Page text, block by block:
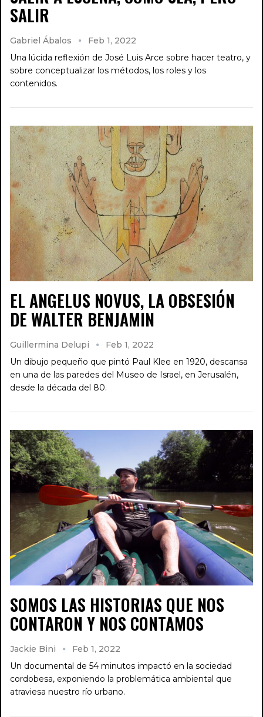
SALIR
Gabriel Ábalos
Feb 1, 2022
Una lúcida reflexión de José Luis Arce sobre hacer teatro, y
sobre conceptualizar los métodos, los roles y los
contenidos.
EL ANGELUS NOVUS, LA OBSESIÓN
DE WALTER BENJAMIN
Guillermina Delupi
Feb 1, 2022
Un dibujo pequeño que pintó Paul Klee en 1920, descansa
en una de las paredes del Museo de Israel, en Jerusalén,
desde la década del 80.
SOMOS LAS HISTORIAS QUE NOS
CONTARON Y NOS CONTAMOS
Jackie Bini
Feb 1, 2022
Un documental de 54 minutos impactó en la sociedad
cordobesa, exponiendo la problemática ambiental que
atraviesa nuestro río urbano.